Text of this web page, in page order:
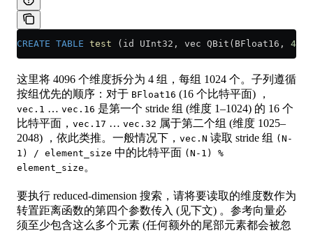
CREATE TABLE test (id UInt32, vec QBit(BFloat16, 4096
这里将 4096 个维度拆分为 4 组，每组 1024 个。子列遵循
按组优先的顺序：对于 BFloat16 (16 个比特平面) ，
vec.1 … vec.16 是第一个 stride 组 (维度 1–1024) 的 16 个
比特平面， vec.17 … vec.32 属于第二个组 (维度 1025–
2048) ，依此类推。一般情况下， vec.N 读取 stride 组 (N-
1) / element_size 中的比特平面 (N-1) %
element_size 。
要执行 reduced-dimension 搜索，请将要读取的维度数作为
转置距离函数的第四个参数传入 (见下文) 。参考向量必
须至少包含这么多个元素 (任何额外的尾部元素都会被忽